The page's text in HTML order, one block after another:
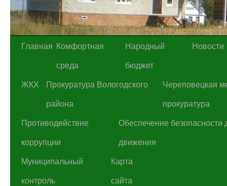
Перейти
содержимому
Главная Комфортная
среда
Народный
бюджет
Новости
ЖКХ
Прокуратура Вологодского
района
Череповецкая
прокуратура
Противодействие
коррупции
Обеспечение безопасности
движения
Муниципальный
контроль
Карта
сайта